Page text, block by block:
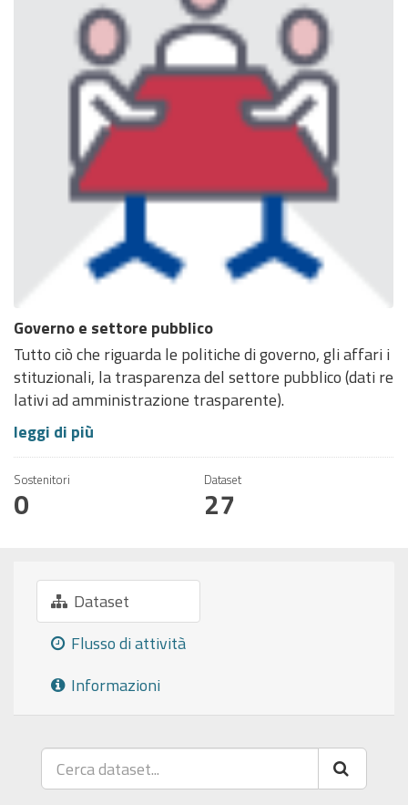
Governo e settore pubblico
Tutto ciò che riguarda le politiche di governo, gli affari i
stituzionali, la trasparenza del settore pubblico (dati re
lativi ad amministrazione trasparente).
leggi di più
Sostenitori
0
Dataset
27
Dataset
Flusso di attività
Informazioni